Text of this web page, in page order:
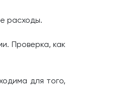
расходы.
Проверка, как
для того,